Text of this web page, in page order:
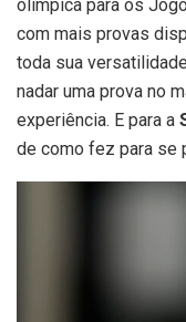
olímpica para os
com mais provas
toda sua
nadar uma prova no
experiência. E para a
de como fez para se